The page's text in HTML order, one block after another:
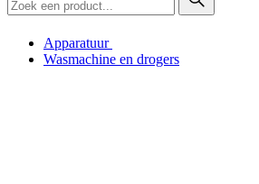
Apparatuur
Wasmachine en drogers